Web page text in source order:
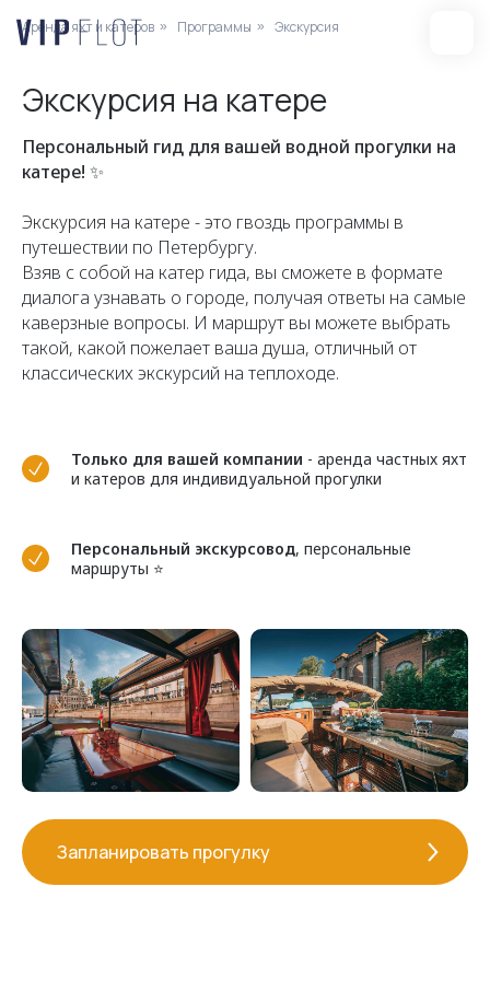
Аренда яхт и катеров » Программы » Экскурсия
Экскурсия на катере
Персональный гид для вашей водной прогулки на
катере! ✨
Экскурсия на катере - это гвоздь программы в
путешествии по Петербургу.
Взяв с собой на катер гида, вы сможете в формате
диалога узнавать о городе, получая ответы на самые
каверзные вопросы. И маршрут вы можете выбрать
такой, какой пожелает ваша душа, отличный от
классических экскурсий на теплоходе.
Только для вашей компании - аренда частных яхт
и катеров для индивидуальной прогулки
Персональный экскурсовод, персональные
маршруты ⭐
Запланировать прогулку